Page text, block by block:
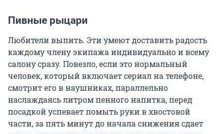
Пивные рыцари
Любители выпить. Эти умеют доставить радость
каждому члену экипажа индивидуально и всему
салону сразу. Повезло, если это нормальный
человек, который включает сериал на телефоне,
смотрит его в наушниках, параллельно
наслаждаясь литром пенного напитка, перед
посадкой успевает помыть руки в хвостовой
части, за пять минут до начала снижения сдает